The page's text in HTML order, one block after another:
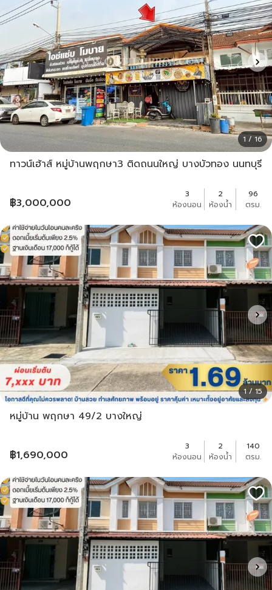
1 / 16
ทาวน์เฮ้าส์ หมู่บ้านพฤกษา3 ติดถนนใหญ่ บางบัวทอง นนทบุรี
฿3,000,000
3
ห้องนอน
2
ห้องน้ำ
96
ตรม.
1 / 15
หมู่บ้าน พฤกษา 49/2 บางใหญ่
฿1,690,000
3
ห้องนอน
2
ห้องน้ำ
140
ตรม.